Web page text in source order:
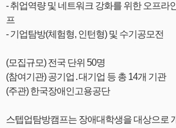
- 취업역량 및 네트워크 강화를 위한 오프라
프
- 기업탐방(체험형, 인턴형) 및 수기공모전
(모집규모) 전국 단위 50명
(참여기관) 공기업․대기업 등 총 14개 기관
(주관) 한국장애인고용공단
스텝업탐방캠프는 장애대학생을 대상으로